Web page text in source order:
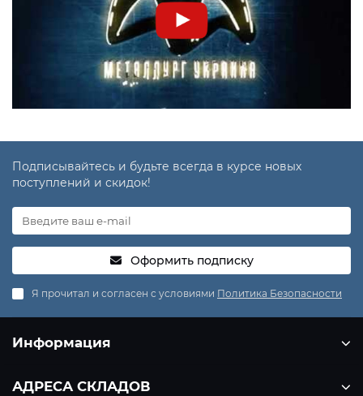
Подписывайтесь и будьте всегда в курсе новых
поступлений и скидок!
Оформить подписку
Я прочитал и согласен с условиями Политика Безопасности
Информация
АДРЕСА СКЛАДОВ